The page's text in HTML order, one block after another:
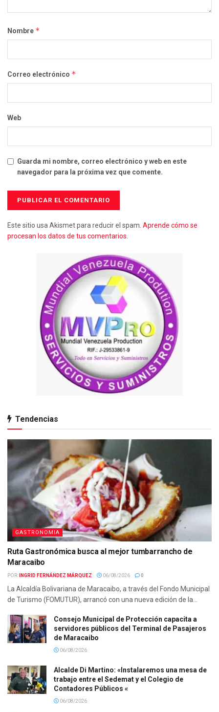
Nombre *
Correo electrónico *
Web
Guarda mi nombre, correo electrónico y web en este
navegador para la próxima vez que comente.
Este sitio usa Akismet para reducir el spam. Aprende cómo se
procesan los datos de tus comentarios.
Tendencias
GASTRONOMIA
Ruta Gastronómica busca al mejor tumbarrancho de
Maracaibo
POR: INGRID FERNÁNDEZ MÁRQUEZ 06/08/2026 0
La Alcaldía Bolivariana de Maracaibo, a través del Fondo Municipal
de Turismo (FOMUTUR), arrancó con una nueva edición de la...
Consejo Municipal de Protección capacita a
servidores públicos del Terminal de Pasajeros
de Maracaibo
06/08/2026
Alcalde Di Martino: «Instalaremos una mesa de
trabajo entre el Sedemat y el Colegio de
Contadores Públicos «
06/08/2026